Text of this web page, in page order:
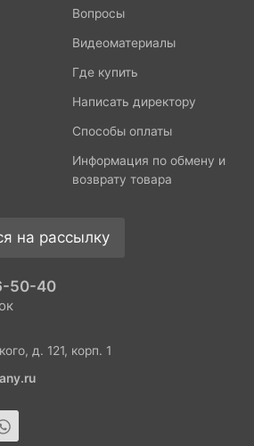
Вопросы
Видеоматериалы
Где купить
Написать директору
Способы оплаты
Информация по обмену и
возврату товара
на рассылку
50-40
д. 121, корп. 1